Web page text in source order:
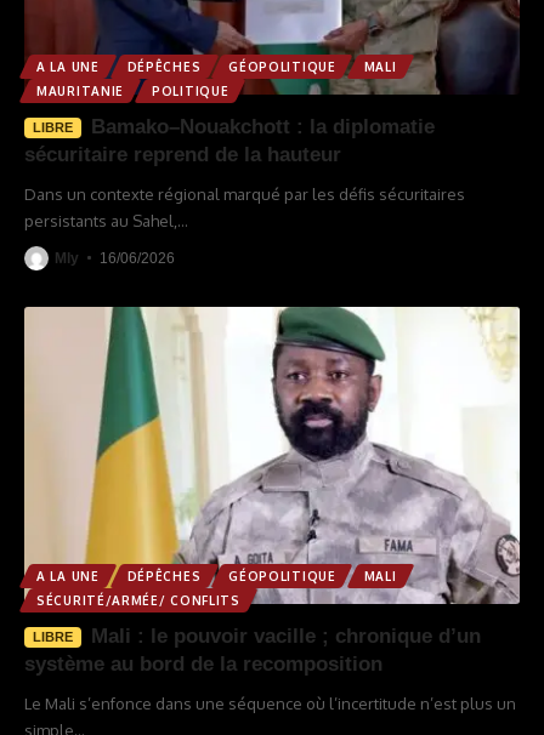
A LA UNE DÉPÊCHES GÉOPOLITIQUE
MALI
MAURITANIE
POLITIQUE
LIBRE
Bamako–Nouakchott : la diplomatie
sécuritaire reprend de la hauteur
Dans un contexte régional marqué par les défis sécuritaires
persistants au Sahel, …
Mly 16/06/2026
A LA UNE DÉPÊCHES GÉOPOLITIQUE
MALI
SÉCURITÉ/ARMÉE/ CONFLITS
LIBRE
Mali : le pouvoir vacille ; chronique d’un
système au bord de la recomposition
Le Mali s’enfonce dans une séquence où l’incertitude n’est plus un
simple…